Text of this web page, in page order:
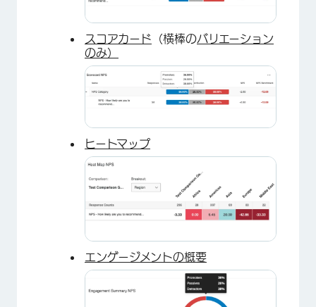
スコアカード （横棒のバリエーション
のみ）
ヒートマップ
エンゲージメントの概要